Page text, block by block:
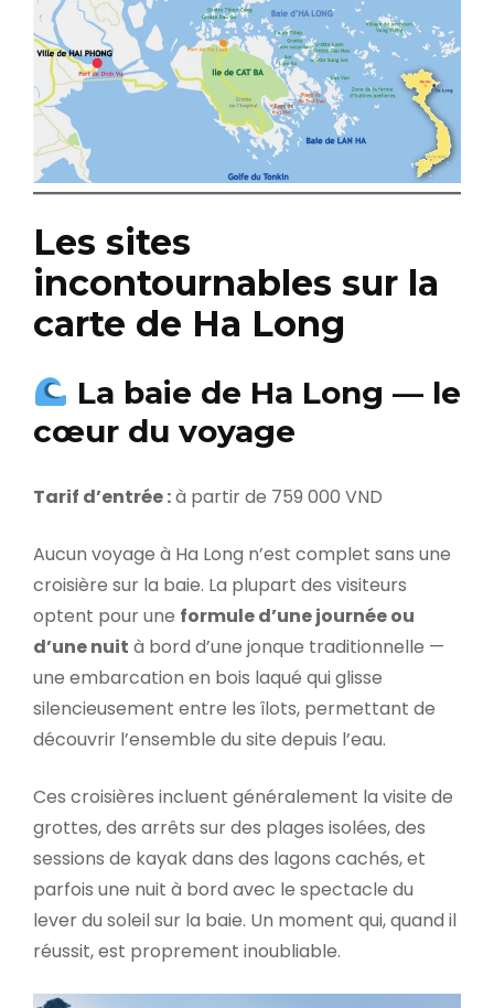
Les sites
incontournables sur la
carte de Ha Long
La baie de Ha Long — le
cœur du voyage
Tarif d’entrée :à partir de 759 000 VND
Aucun voyage à Ha Long n’est complet sans une
croisière sur la baie. La plupart des visiteurs
optent pour une formule d’une journée ou
d’une nuit à bord d’une jonque traditionnelle —
une embarcation en bois laqué qui glisse
silencieusement entre les îlots, permettant de
découvrir l’ensemble du site depuis l’eau.
Ces croisières incluent généralement la visite de
grottes, des arrêts sur des plages isolées, des
sessions de kayak dans des lagons cachés, et
parfois une nuit à bord avec le spectacle du
lever du soleil sur la baie. Un moment qui, quand il
réussit, est proprement inoubliable.